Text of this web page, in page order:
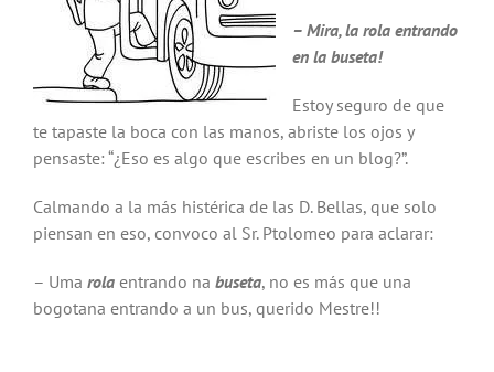
– Mira, la rola entrando
en la buseta!
Estoy seguro de que
te tapaste la boca con las manos, abriste los ojos y
pensaste: “¿Eso es algo que escribes en un blog?”.
Calmando a la más histérica de las D. Bellas, que solo
piensan en eso, convoco al Sr. Ptolomeo para aclarar:
– Uma rolaentrando na buseta, no es más que una
bogotana entrando a un bus, querido Mestre!!